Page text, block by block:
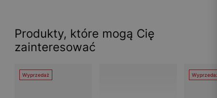
Produkty, które mogą Cię
zainteresować
Wyprzedaż